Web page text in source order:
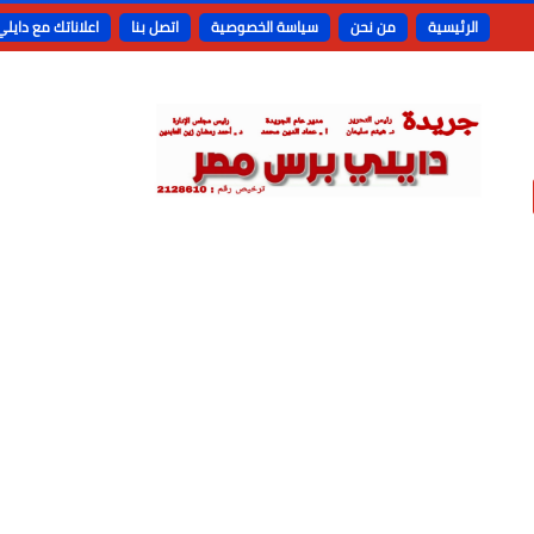
الرئيسية من نحن سياسة الخصوصية اتصل بنا اعلاناتك مع